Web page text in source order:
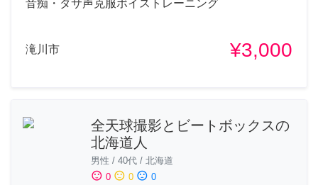
音痴・ダサ声克服ボイストレーニング
滝川市 ¥3,000
全天球撮影とビートボックスの
北海道人
男性 / 40代 / 北海道
sentiment_satisfied 0 sentiment_neutral 0 sentiment_dissatisfied 0